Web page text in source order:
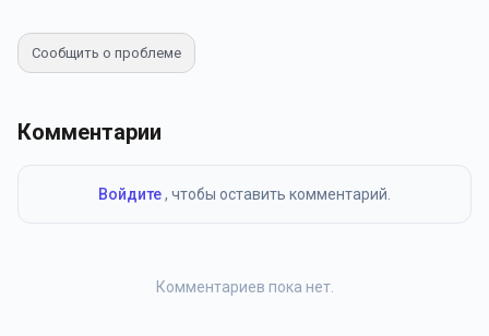
Сообщить о проблеме
Комментарии
Войдите, чтобы оставить комментарий.
Комментариев пока нет.